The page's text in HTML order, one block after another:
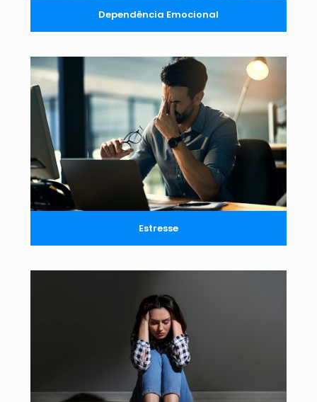
Dependência Emocional
Estresse